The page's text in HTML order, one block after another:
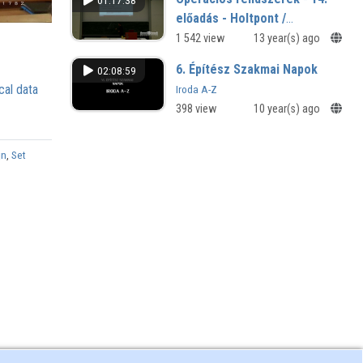
data
,Set
előadás - Holtpont /
Feladatok
ellenőrzése
1 542 view 13 year(s) ago
02:08:59 6. Építész Szakmai Napok
Iroda A-Z
398 view 10 year(s) ago